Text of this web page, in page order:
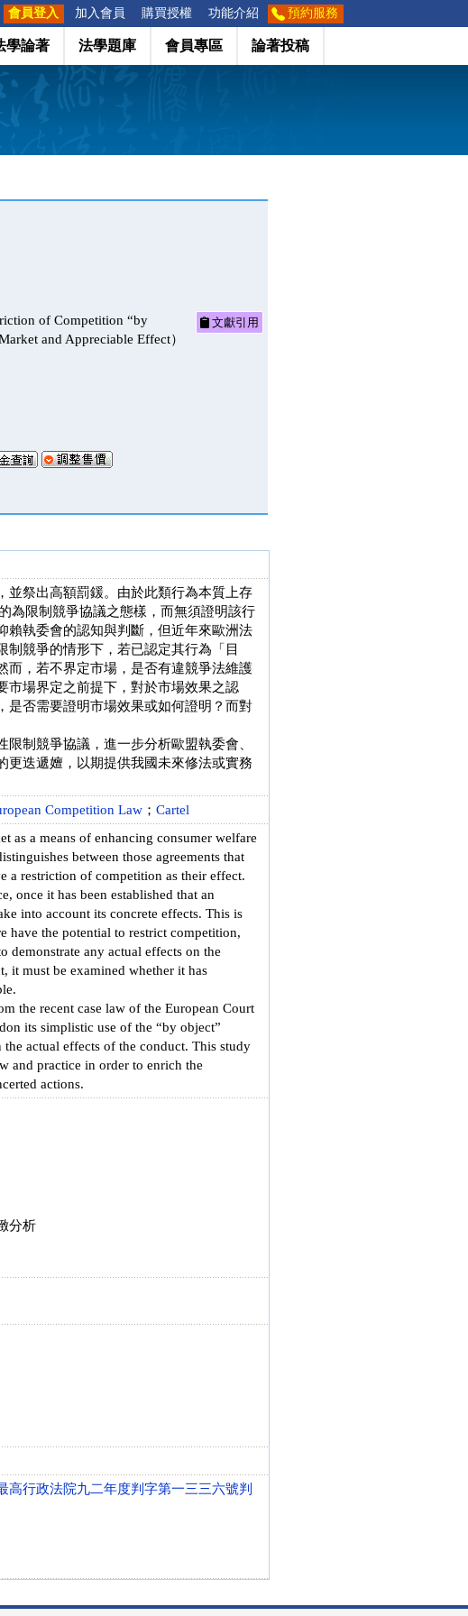
會員登入 加入會員 購買授權 功能介紹 預約服務
學論著 法學題庫 會員專區 論著投稿
of Competition “by
and Appreciable Effect）
文獻引用
並祭出高額罰鍰。由於此類行為本質上存
為限制競爭協議之態樣，而無須證明該行
賴執委會的認知與判斷，但近年來歐洲法
競爭的情形下，若已認定其行為「目
而，若不界定市場，是否有違競爭法維護
市場界定之前提下，對於市場效果之認
是否需要證明市場效果或如何證明？而對
制競爭協議，進一步分析歐盟執委會、
更迭遞嬗，以期提供我國未來修法或實務
Competition Law ； Cartel
as a means of enhancing consumer welfare
between those agreements that
a restriction of competition as their effect.
once it has been established that an
into account its concrete effects. This is
have the potential to restrict competition,
demonstrate any actual effects on the
it must be examined whether it has
the recent case law of the European Court
its simplistic use of the “by object”
actual effects of the conduct. This study
and practice in order to enrich the
actions.
分析
行政法院九二年度判字第一三三六號判